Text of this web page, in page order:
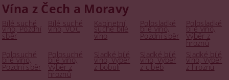
Vína z Čech a Moravy
Bílé suché
víno, Pozdní
sběr
Bílé suché
víno, VOC
Kabinetní
suché bílé
víno
Polosladké
bílé víno,
Pozdní sběr
Polosladké
bílé víno,
Výběr z
hroznů
Polosuché
bílé víno,
Pozdní sběr
Polosuché
bílé víno,
Výběr z
hroznů
Sladké bílé
víno, Výběr
z bobulí
Sladké bílé
víno, Výběr
z cibéb
Sladké bílé
víno, Výběr
z hroznů